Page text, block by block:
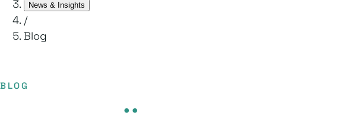
News & Insights
/
Blog
BLOG